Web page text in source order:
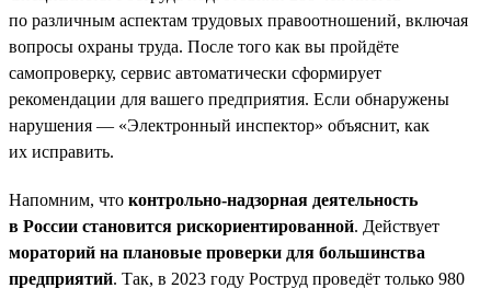
по различным аспектам трудовых правоотношений, включая
вопросы охраны труда. После того как вы пройдёте
самопроверку, сервис автоматически сформирует
рекомендации для вашего предприятия. Если обнаружены
нарушения — «Электронный инспектор» объяснит, как
их исправить.
Напомним, что контрольно-надзорная деятельность
в России становится рискориентированной. Действует
мораторий на плановые проверки для большинства
предприятий. Так, в 2023 году Роструд проведёт только 980